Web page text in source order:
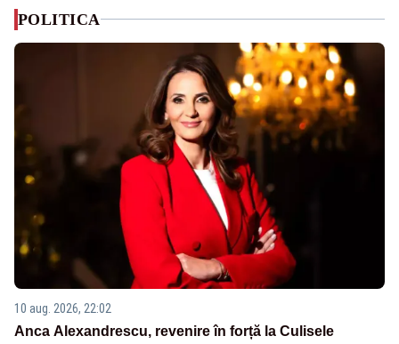
POLITICA
10 aug. 2026, 22:02
Anca Alexandrescu, revenire în forță la Culisele